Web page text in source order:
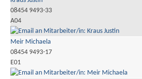
08454 9493-33
A04
Meir Michaela
08454 9493-17
E01